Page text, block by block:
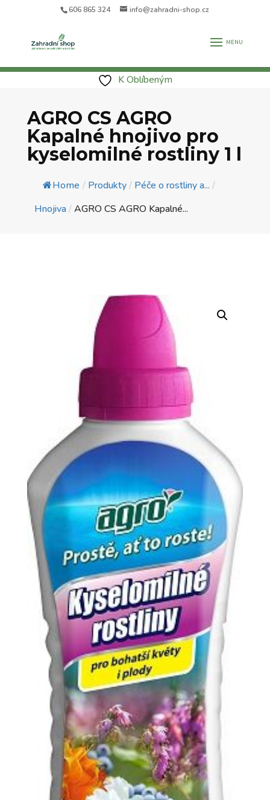
606 865 324 info@zahradni-shop.cz
K Oblíbeným
AGRO CS AGRO
Kapalné hnojivo pro
kyselomilné rostliny 1 l
Home / Produkty/ Péče o rostliny a... /
Hnojiva/AGRO CS AGRO Kapalné...